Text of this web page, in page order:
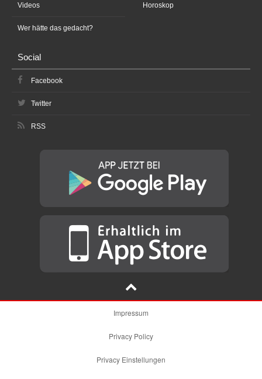
Videos
Wer hätte das gedacht?
Horoskop
Social
Facebook
Twitter
RSS
Impressum
Privacy Policy
Privacy Einstellungen